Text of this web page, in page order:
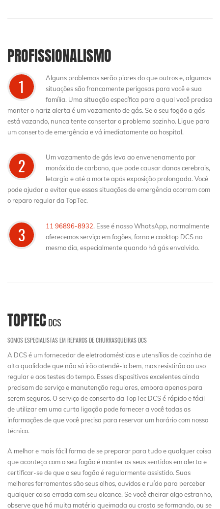
PROFISSIONALISMO
1
Alguns problemas serão piores do que outros e, algumas
situações são francamente perigosas para você e sua
família. Uma situação específica para a qual você precisa
manter o nariz alerta é um vazamento de gás. Se o seu fogão a gás
está vazando, nunca tente consertar o problema sozinho. Ligue para
um conserto de emergência e vá imediatamente ao hospital.
2
Um vazamento de gás leva ao envenenamento por
monóxido de carbono, que pode causar danos cerebrais,
letargia e até a morte após exposição prolongada. Você
pode ajudar a evitar que essas situações de emergência ocorram com
o reparo regular da TopTec.
3 11 96896-8932. Esse é nosso WhatsApp, normalmente
oferecemos serviço em fogões, forno e cooktop DCS no
mesmo dia, especialmente quando há gás envolvido.
TOPTECDCS
SOMOS ESPECIALISTAS EM REPAROS DE CHURRASQUEIRAS DCS
A DCS é um fornecedor de eletrodomésticos e utensílios de cozinha de
alta qualidade que não só irão atendê-lo bem, mas resistirão ao uso
regular e aos testes do tempo. Esses dispositivos excelentes ainda
precisam de serviço e manutenção regulares, embora apenas para
serem seguros. O serviço de conserto da TopTec DCS é rápido e fácil
de utilizar em uma curta ligação pode fornecer a você todas as
informações de que você precisa para reservar um horário com nosso
técnico.
A melhor e mais fácil forma de se preparar para tudo e qualquer coisa
que aconteça com o seu fogão é manter os seus sentidos em alerta e
certificar-se de que o seu fogão é regularmente assistido. Suas
melhores ferramentas são seus olhos, ouvidos e ruído para perceber
qualquer coisa errada com seu alcance. Se você cheirar algo estranho,
observe que há muita matéria queimada ou crosta se formando, ou se